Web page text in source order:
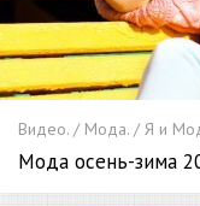
Видео. / Мода. / Я и
Мода осень-зима